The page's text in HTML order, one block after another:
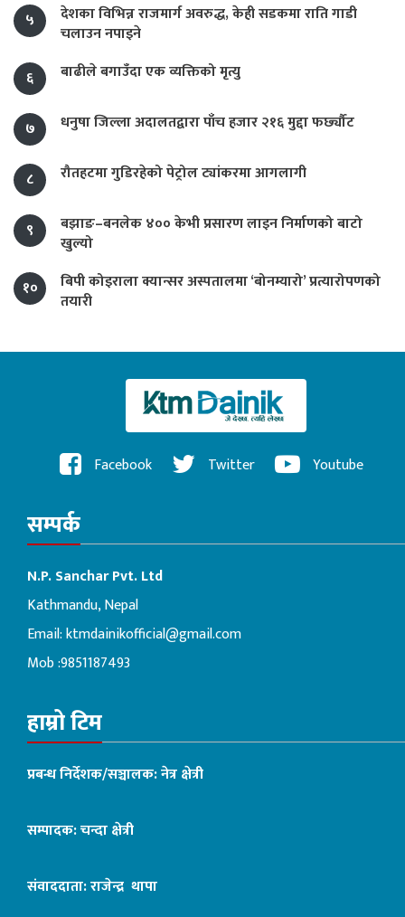
५
देशका विभिन्न राजमार्ग अवरुद्ध, केही सडकमा राति गाडी
चलाउन नपाइने
६
बाढीले बगाउँदा एक व्यक्तिको मृत्यु
७ धनुषा जिल्ला अदालतद्वारा पाँच हजार २१६ मुद्दा फर्छ्यौट
८ रौतहटमा गुडिरहेको पेट्रोल ट्यांकरमा आगलागी
९
बझाङ–बनलेक ४०० केभी प्रसारण लाइन निर्माणको बाटो
खुल्यो
१०
बिपी कोइराला क्यान्सर अस्पतालमा ‘बोनम्यारो’ प्रत्यारोपणको
तयारी
Facebook Twitter Youtube
सम्पर्क
N.P. Sanchar Pvt. Ltd
Kathmandu, Nepal
Email:ktmdainikofficial@gmail.com
Mob :9851187493
हाम्रो टिम
प्रबन्ध निर्देशक/सञ्चालक: नेत्र क्षेत्री
सम्पादक: चन्दा क्षेत्री
संवाददाता: राजेन्द्र थापा